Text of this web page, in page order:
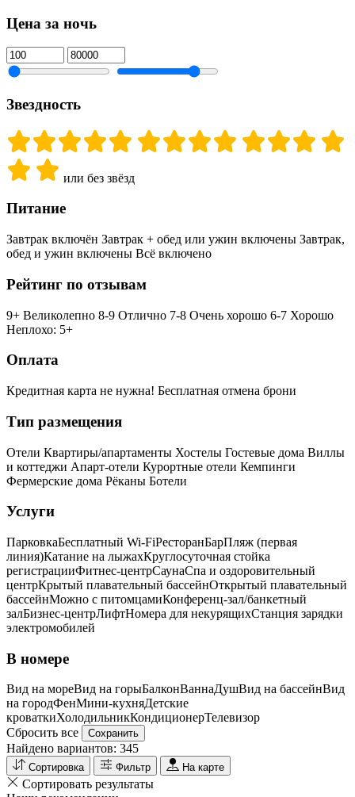
Цена за ночь
Звездность
или без звёзд
Питание
Завтрак включён Завтрак + обед или ужин включены Завтрак,
обед и ужин включены Всё включено
Рейтинг по отзывам
9+ Великолепно 8-9 Отлично 7-8 Очень хорошо 6-7 Хорошо
Неплохо: 5+
Оплата
Кредитная карта не нужна! Бесплатная отмена брони
Тип размещения
Отели Квартиры/апартаменты Хостелы Гостевые дома Виллы
и коттеджи Апарт-отели Курортные отели Кемпинги
Фермерские дома Рёканы Ботели
Услуги
ПарковкаБесплатный Wi-FiРесторанБарПляж (первая
линия)Катание на лыжахКруглосуточная стойка
регистрацииФитнес-центрСаунаСпа и оздоровительный
центрКрытый плавательный бассейнОткрытый плавательный
бассейнМожно с питомцамиКонференц-зал/банкетный
залБизнес-центрЛифтНомера для некурящихCтанция зарядки
электромобилей
В номере
Вид на мореВид на горыБалконВаннаДушВид на бассейнВид
на городФенМини-кухняДетские
кроваткиХолодильникКондиционерТелевизор
Сбросить все
Сохранить
Найдено вариантов: 345
Сортировка Фильтр На карте
Сортировать результаты